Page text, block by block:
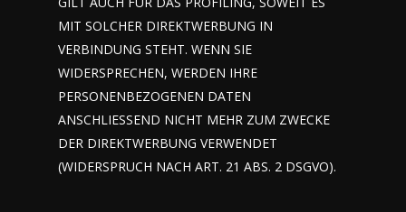
MIT SOLCHER DIREKTWERBUNG IN
VERBINDUNG STEHT. WENN SIE
WIDERSPRECHEN, WERDEN IHRE
PERSONENBEZOGENEN DATEN
ANSCHLIESSEND NICHT MEHR ZUM ZWECKE
DER DIREKTWERBUNG VERWENDET
(WIDERSPRUCH NACH ART. 21 ABS. 2 DSGVO).